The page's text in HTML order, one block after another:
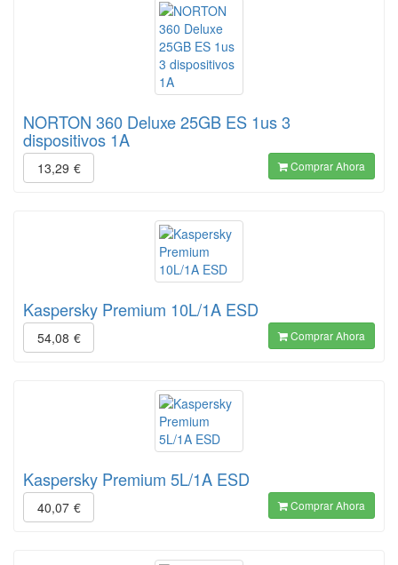
NORTON 360 Deluxe 25GB ES 1us 3
dispositivos 1A
13,29 € Comprar Ahora
Kaspersky Premium 10L/1A ESD
54,08 € Comprar Ahora
Kaspersky Premium 5L/1A ESD
40,07 € Comprar Ahora